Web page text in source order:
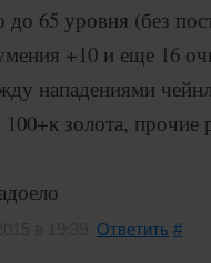
65 уровня (без
+10 и еще 16
нападениями
100+к золота, прочие
Ответить #